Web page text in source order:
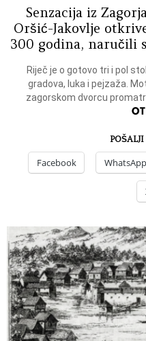
Senzacija iz
Oršić-Jakovlje
300 godina, naručili
Riječ je o gotovo tri i pol
gradova, luka i pejzaža.
zagorskom dvorcu
POŠALJI
Facebook WhatsApp